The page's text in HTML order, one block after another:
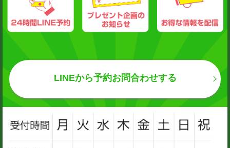
LINEから予約お問合わせする